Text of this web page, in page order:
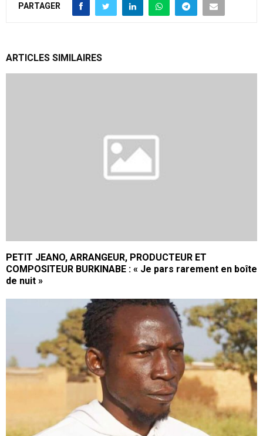
PARTAGER
ARTICLES SIMILAIRES
PETIT JEANO, ARRANGEUR, PRODUCTEUR ET
COMPOSITEUR BURKINABE : « Je pars rarement en boîte
de nuit »